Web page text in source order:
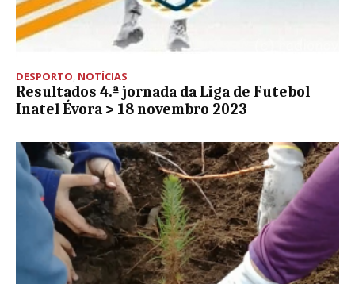
DESPORTO, NOTÍCIAS
Resultados 4.ª jornada da Liga de Futebol
Inatel Évora > 18 novembro 2023